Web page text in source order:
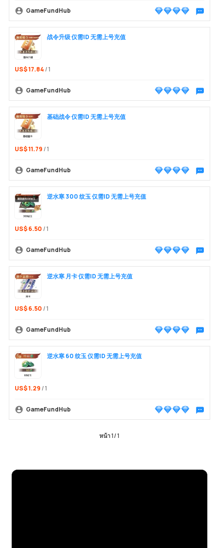
GameFundHub
พูดคุยกั
战令升级 仅需ID 无需上号充值
US$ 17.84 / 1
GameFundHub
พูดคุยกั
基础战令 仅需ID 无需上号充值
US$ 11.79 / 1
GameFundHub
พูดคุยกั
逆水寒 300 纹玉 仅需ID 无需上号充值
US$ 6.50 / 1
GameFundHub
พูดคุยกั
逆水寒 月卡 仅需ID 无需上号充值
US$ 6.50 / 1
GameFundHub
พูดคุยกั
逆水寒 60 纹玉 仅需ID 无需上号充值
US$ 1.29 / 1
GameFundHub
พูดคุยกั
หน้า1/1